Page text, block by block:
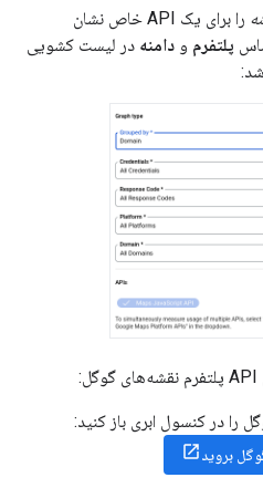
را برای یک API خاص نشان
پلتفرم و دامنه در لیست کشویی
را در کنسول ابری باز کنید:
بروید